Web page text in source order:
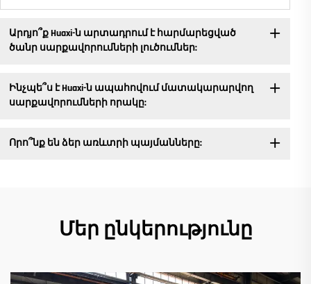
Արդյո՞ք Huaxi-ն արտադրում է հարմարեցված
ծանր սարքավորումների լուծումներ:
Ինչպե՞ս է Huaxi-ն ապահովում մատակարարվող
սարքավորումների որակը:
Որո՞նք են ձեր առևտրի պայմանները:
Մեր ընկերությունը